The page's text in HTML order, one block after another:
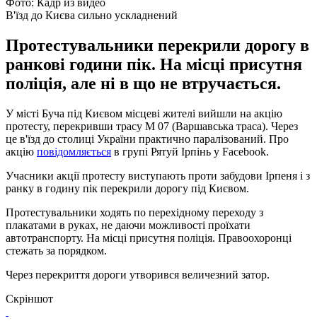
В'їзд до Києва сильно ускладнений
Протестувальники перекрили дорогу в
ранкові години пік. На місці присутня
поліція, але ні в що не втручається.
У місті Буча під Києвом місцеві жителі вийшли на акцію
протесту, перекривши трасу М 07 (Варшавська траса). Через
це в'їзд до столиці України практично паралізований. Про
акцію повідомляється в групі Рятуй Ірпінь у Facebook.
Учасники акції протесту виступають проти забудови Ірпеня і з
ранку в годину пік перекрили дорогу під Києвом.
Протестувальники ходять по перехідному переходу з
плакатами в руках, не даючи можливості проїхати
автотранспорту. На місці присутня поліція. Правоохоронці
стежать за порядком.
Через перекриття дороги утворився величезний затор.
Скріншот